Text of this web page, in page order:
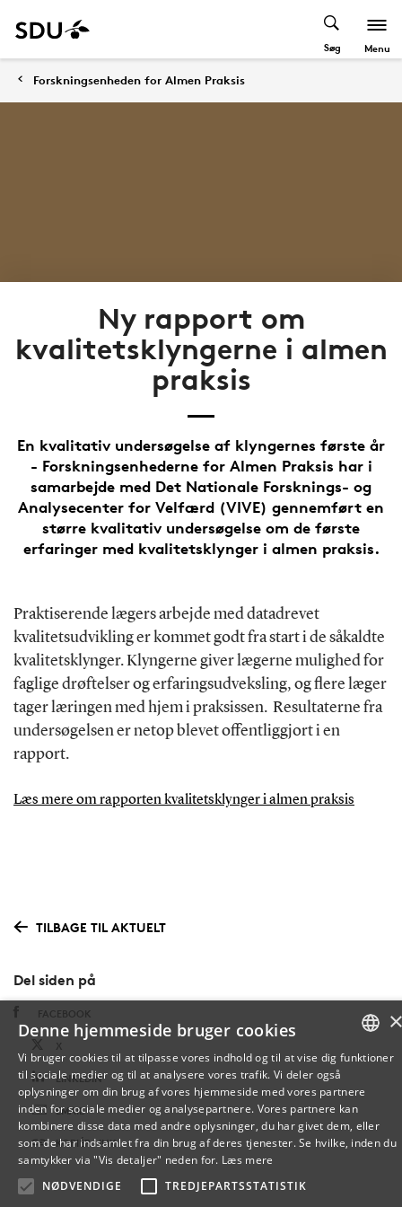
Søg Menu
Forskningsenheden for Almen Praksis
Ny rapport om
kvalitetsklyngerne i almen
praksis
En kvalitativ undersøgelse af klyngernes første år
- Forskningsenhederne for Almen Praksis har i
samarbejde med Det Nationale Forsknings- og
Analysecenter for Velfærd (VIVE) gennemført en
større kvalitativ undersøgelse om de første
erfaringer med kvalitetsklynger i almen praksis.
Praktiserende lægers arbejde med datadrevet
kvalitetsudvikling er kommet godt fra start i de såkaldte
kvalitetsklynger. Klyngerne giver lægerne mulighed for
faglige drøftelser og erfaringsudveksling, og flere læger
tager læringen med hjem i praksissen. Resultaterne fra
undersøgelsen er netop blevet offentliggjort i en
rapport.
Læs mere om rapporten kvalitetsklynger i almen praksis
TILBAGE TIL AKTUELT
Del siden på
FACEBOOK
X
LINKEDIN
EMAIL
KOPIÉR LINK
ENGLISH
Denne hjemmeside bruger cookies
Vi bruger cookies til at tilpasse vores indhold og til at vise dig funktioner
til sociale medier og til at analysere vores trafik. Vi deler også
oplysninger om din brug af vores hjemmeside med vores partnere
inden for sociale medier og analysepartnere. Vores partnere kan
kombinere disse data med andre oplysninger, du har givet dem, eller
som de har indsamlet fra din brug af deres tjenester. Se hvilke, inden du
samtykker via "Vis detaljer" neden for. Læs mere
NØDVENDIGE
TREDJEPARTSSTATISTIK